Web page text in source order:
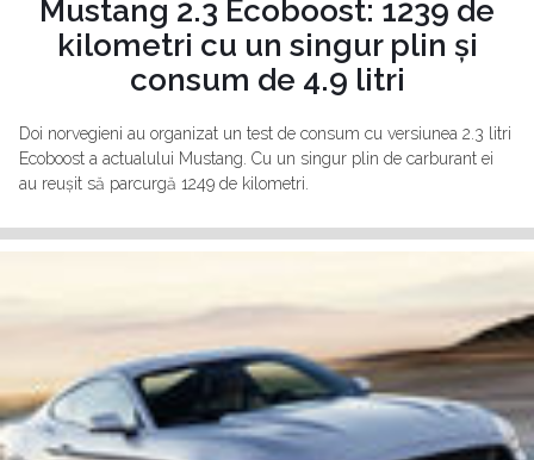
Mustang 2.3 Ecoboost: 1239 de
kilometri cu un singur plin și
consum de 4.9 litri
Doi norvegieni au organizat un test de consum cu versiunea 2.3 litri
Ecoboost a actualului Mustang. Cu un singur plin de carburant ei
au reușit să parcurgă 1249 de kilometri.